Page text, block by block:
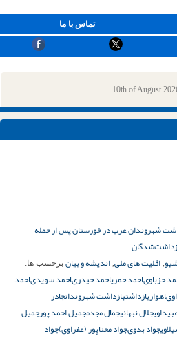
تماس با ما
10th of August
شهروندان عرب در خوزستان پس از حمله
, اقلیت های ملی, اندیشه و بیان برچسب ها:
حزباوىاحمد حمریاحمد حیدرىاحمد سویدىاحمد
اهوازبازداشتبازداشت شهروندانجادر
جلال نبهانیجمال مجدمجمیل احمد پورجمیل
جواد بدوىجواد محناپور (عفراوى)جواد